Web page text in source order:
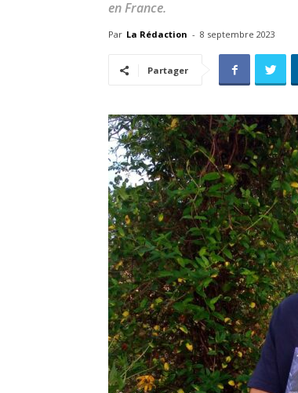
en France.
Par La Rédaction - 8 septembre 2023
Partager